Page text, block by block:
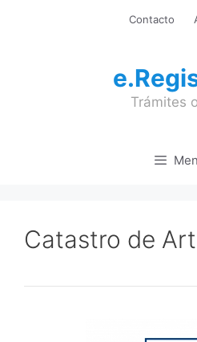
Contacto
Trámites
Catastro de